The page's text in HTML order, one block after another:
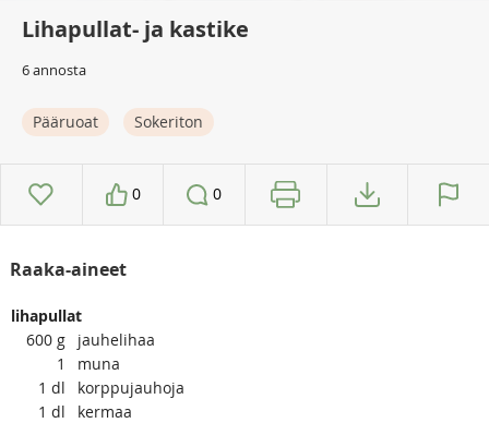
Lihapullat- ja kastike
6 annosta
Pääruoat Sokeriton
0 0
Raaka-aineet
lihapullat
600 g
jauhelihaa
1
muna
1 dl
korppujauhoja
1 dl
kermaa